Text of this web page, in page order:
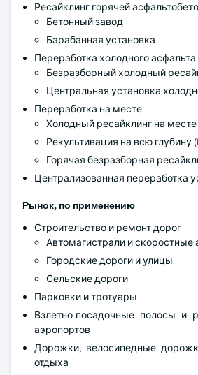
Ресайклинг горячей
Бетонный завод
Барабанная установка
Переработка холодного асфальта
Безразборный холодный
Центральная установка
Переработка на месте
Холодный ресайклинг на месте
Рекультивация на всю глубину
Горячая безразборная
Централизованная переработка
Рынок, по применению
Строительство и ремонт дорог
Автомагистрали и скоростные
Городские дороги и улицы
Сельские дороги
Парковки и тротуары
Взлетно-посадочные полосы и
аэропортов
Дорожки, велосипедные
отдыха